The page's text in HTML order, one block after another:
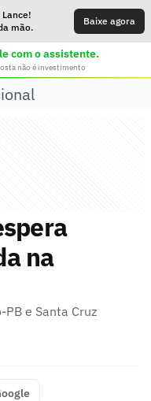
mão.
Baixe agora
com o assistente.
não é investimento
na
PB e Santa Cruz